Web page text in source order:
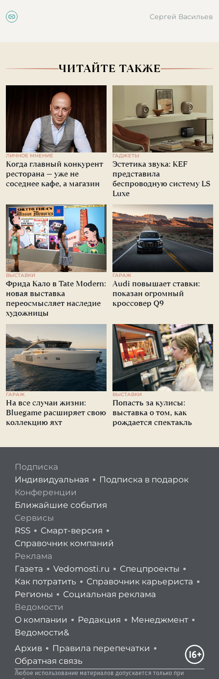
Сергей Васильев
ЧИТАЙТЕ ТАКЖЕ
ЛИЧНОЕ МНЕНИЕ
Когда главный конкурент
ресторана — уже не
соседнее кафе, а магазин
ГАДЖЕТЫ
Эстетика звука: KEF
представила
беспроводную систему LS
Luxe
ВЫСТАВКИ
Фрида Кало в Tate Modern:
новая выставка
переосмысляет наследие
художницы
ГАРАЖ
Audi повышает ставки:
показан огромный
кроссовер Q9
ГАРАЖ
На все случаи жизни:
Bluegame расширяет свою
коллекцию яхт
ВЫСТАВКИ
Попасть за кулисы:
выставка о том, как
рождается спектакль
Подписка
Индивидуальная
Подписка в подарок
Конференции
Ближайшие события
Сервисы
RSS
Смарт-версия
Справочник компаний
Реклама
Газета
Vedomosti.ru
Спецпроекты
Как потратить
Справочник карьериста
Регионы
Социальная реклама
Ведомости
О компании
Редакция
Менеджмент
Ведомости&
Архив
Правила перепечатки
Обратная связь
Любое использование материалов допускается только при